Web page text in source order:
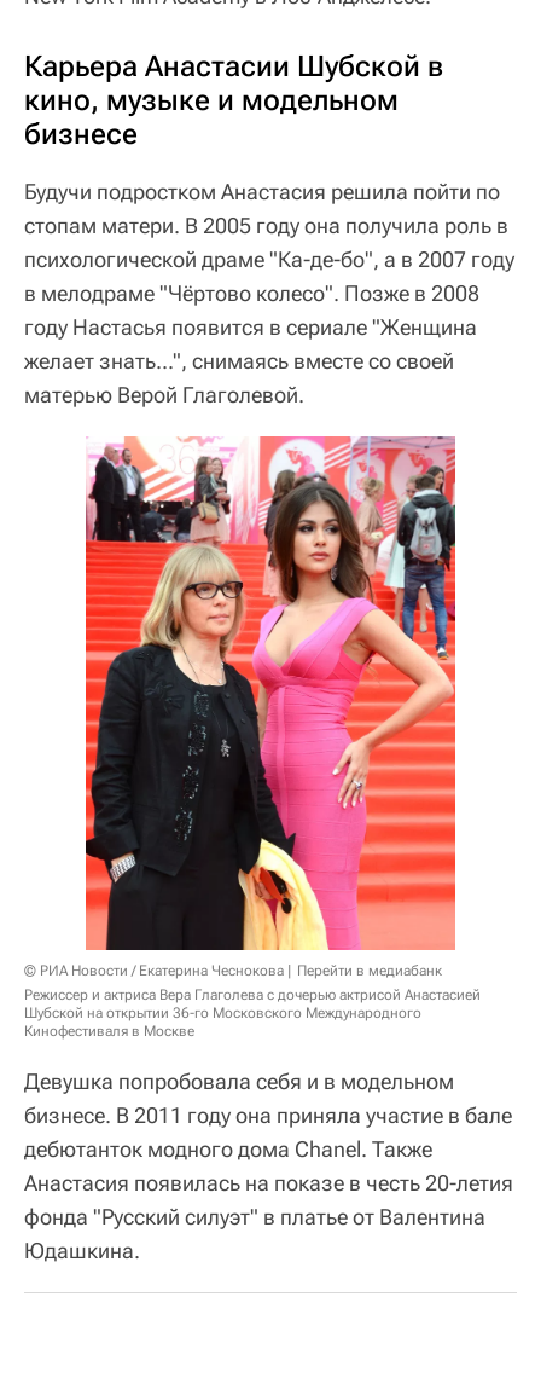
Карьера Анастасии Шубской в
кино, музыке и модельном
бизнесе
Будучи подростком Анастасия решила пойти по
стопам матери. В 2005 году она получила роль в
психологической драме "Ка-де-бо", а в 2007 году
в мелодраме "Чёртово колесо". Позже в 2008
году Настасья появится в сериале "Женщина
желает знать...", снимаясь вместе со своей
матерью Верой Глаголевой.
© РИА Новости / Екатерина Чеснокова
Перейти в медиабанк
Режиссер и актриса Вера Глаголева с дочерью актрисой Анастасией
Шубской на открытии 36-го Московского Международного
Кинофестиваля в Москве
Девушка попробовала себя и в модельном
бизнесе. В 2011 году она приняла участие в бале
дебютанток модного дома Chanel. Также
Анастасия появилась на показе в честь 20-летия
фонда "Русский силуэт" в платье от Валентина
Юдашкина.